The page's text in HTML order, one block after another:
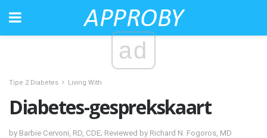
ad
Tipe 2 Diabetes Living With
Diabetes-gesprekskaart
by Barbie Cervoni, RD, CDE; Reviewed by Richard N. Fogoros, MD